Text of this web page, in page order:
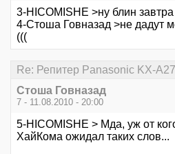
3-HICOMISHE >ну блин завтра
4-Стоша Говназад >не дадут
(((
Re: Репитер Panasonic KX-
Стоша Говназад
7 - 11.08.2010 - 20:00
5-HICOMISHE > Мда, уж от
ХайКома ожидал таких слов...